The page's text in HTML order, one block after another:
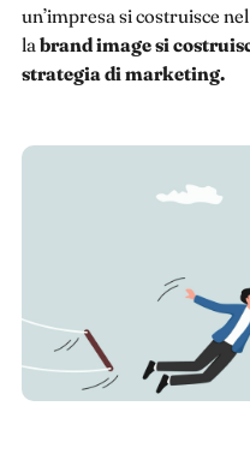
un’impresa si costruisce
la brand image si
strategia di marketing.